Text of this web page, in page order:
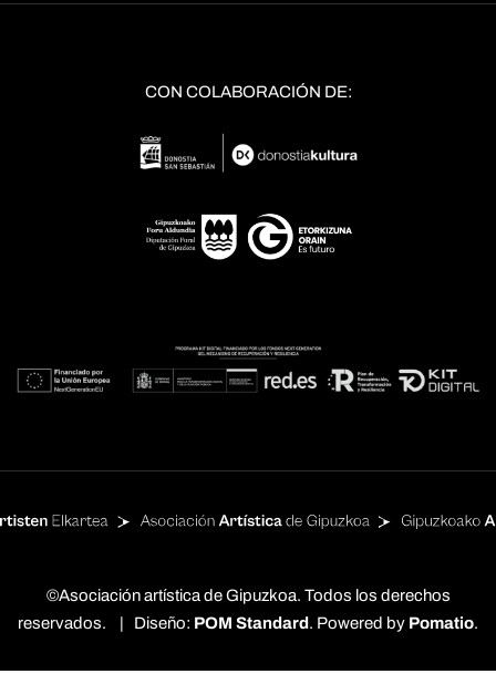
CON COLABORACIÓN DE:
©Asociación artística de Gipuzkoa. Todos los derechos
reservados. | Diseño: POM Standard. Powered by Pomatio.